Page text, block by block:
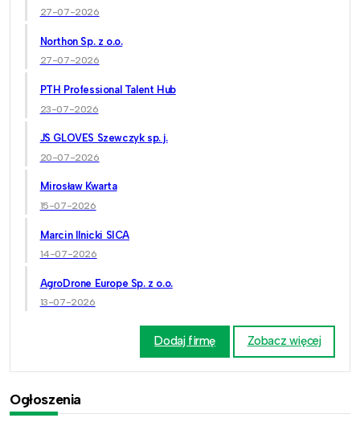
27-07-2026
Northon Sp. z o.o.
27-07-2026
PTH Professional Talent Hub
23-07-2026
JS GLOVES Szewczyk sp. j.
20-07-2026
Mirosław Kwarta
15-07-2026
Marcin Ilnicki SICA
14-07-2026
AgroDrone Europe Sp. z o.o.
13-07-2026
Dodaj firmę Zobacz więcej
Ogłoszenia